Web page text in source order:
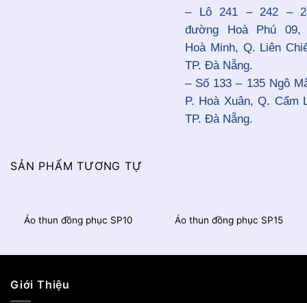
– Lô 241 – 242 –
đường Hoà Phú 09,
Hoà Minh, Q. Liên
TP. Đà Nẵng.
– Số 133 – 135 Ngô
P. Hoà Xuân, Q. Cẩm
TP. Đà Nẵng.
SẢN PHẨM TƯƠNG TỰ
Áo thun đồng phục SP10 Áo thun đồng phục SP15
Giới Thiệu